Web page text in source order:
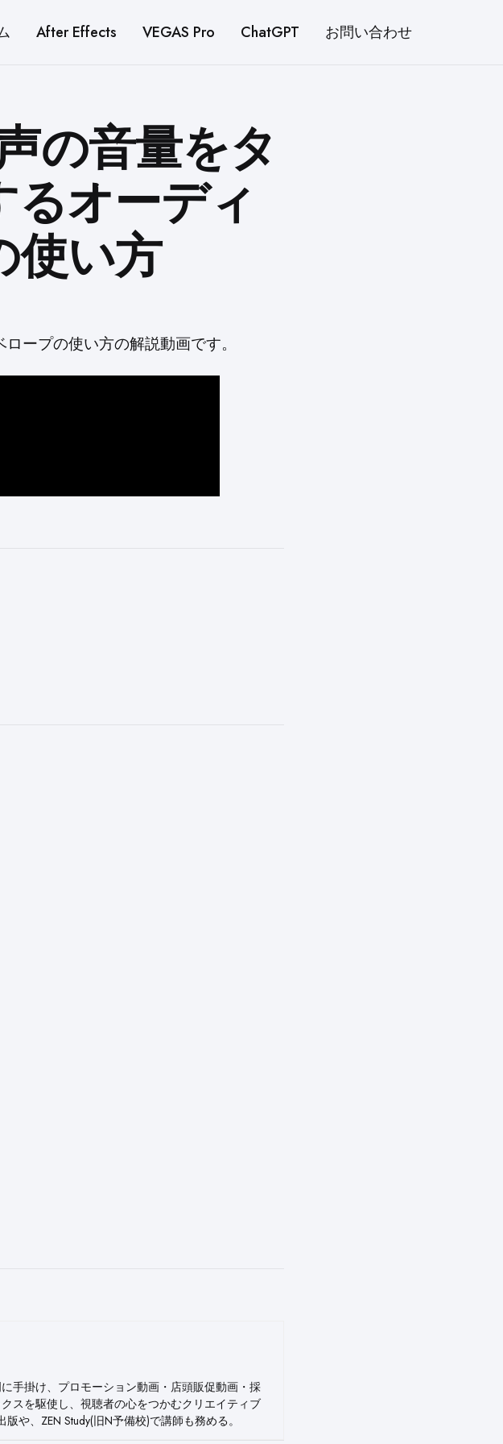
After Effects VEGAS Pro ChatGPT お問い合わせ
の音量をタ
オーディ
使い方
ープの使い方の解説動画です。
手掛け、プロモーション動画・店頭販促動画・採
スを駆使し、視聴者の心をつかむクリエイティブ
や、ZEN Study(旧N予備校)で講師も務める。